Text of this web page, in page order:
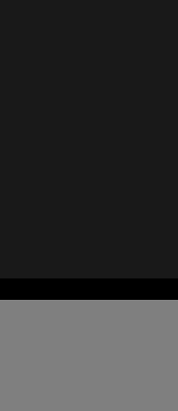
en nueva ventana)
nueva ventana)